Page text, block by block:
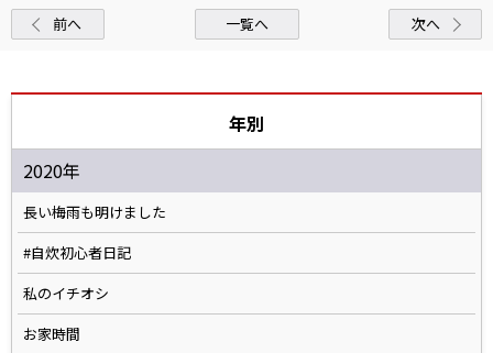
前へ 一覧へ 次へ
年別
2020年
長い梅雨も明けました
#自炊初心者日記
私のイチオシ
お家時間